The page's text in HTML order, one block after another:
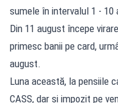
sumele în intervalul 1 - 10
Din 11 august începe
primesc banii pe card,
august.
Luna această, la pensiile
CASS, dar și impozit pe